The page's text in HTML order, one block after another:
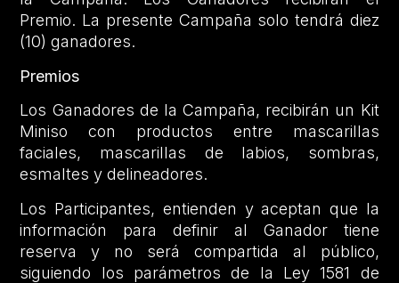
Premio. La presente Campaña solo tendrá diez
(10) ganadores.
Premios
Los Ganadores de la Campaña, recibirán un Kit
Miniso con productos entre mascarillas
faciales, mascarillas de labios, sombras,
esmaltes y delineadores.
Los Participantes, entienden y aceptan que la
información para definir al Ganador tiene
reserva y no será compartida al público,
siguiendo los parámetros de la Ley 1581 de